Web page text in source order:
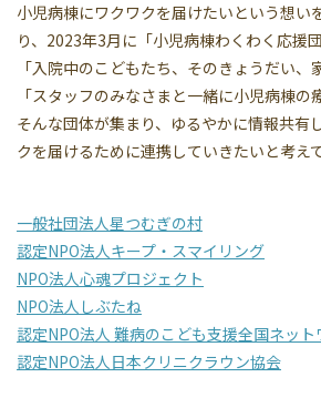
小児病棟にワクワクを届けたいという想い
り、2023年3月に「小児病棟わくわく応援
「入院中のこどもたち、そのきょうだい、
「スタッフのみなさまと一緒に小児病棟の
そんな団体が集まり、ゆるやかに情報共有
クを届けるために連携していきたいと考え
一般社団法人星つむぎの村
認定NPO法人キープ・スマイリング
NPO法人心魂プロジェクト
NPO法人しぶたね
認定NPO法人 難病のこども支援全国ネット
認定NPO法人日本クリニクラウン協会